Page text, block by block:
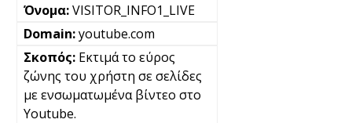
VISITOR_INFO1_LIVE
youtube.com
Εκτιμά το εύρος
ζώνης του χρήστη σε σελίδες
με ενσωματωμένα βίντεο στο
Youtube.